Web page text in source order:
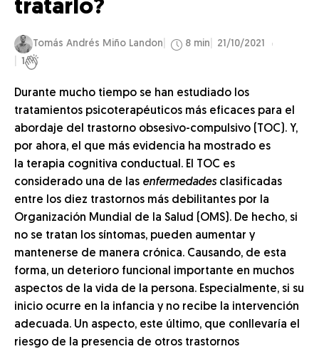
tratarlo?
Tomás Andrés Miño Landon 8 min
21/10/2021
1
Durante mucho tiempo se han estudiado los
tratamientos psicoterapéuticos más eficaces para el
abordaje del trastorno obsesivo-compulsivo (TOC). Y,
por ahora, el que más evidencia ha mostrado es
la terapia cognitiva conductual. El TOC es
considerado una de las enfermedadesclasificadas
entre los diez trastornos más debilitantes por la
Organización Mundial de la Salud (OMS). De hecho, si
no se tratan los síntomas, pueden aumentar y
mantenerse de manera crónica. Causando, de esta
forma, un deterioro funcional importante en muchos
aspectos de la vida de la persona. Especialmente, si su
inicio ocurre en la infancia y no recibe la intervención
adecuada. Un aspecto, este último, que conllevaría el
riesgo de la presencia de otros trastornos